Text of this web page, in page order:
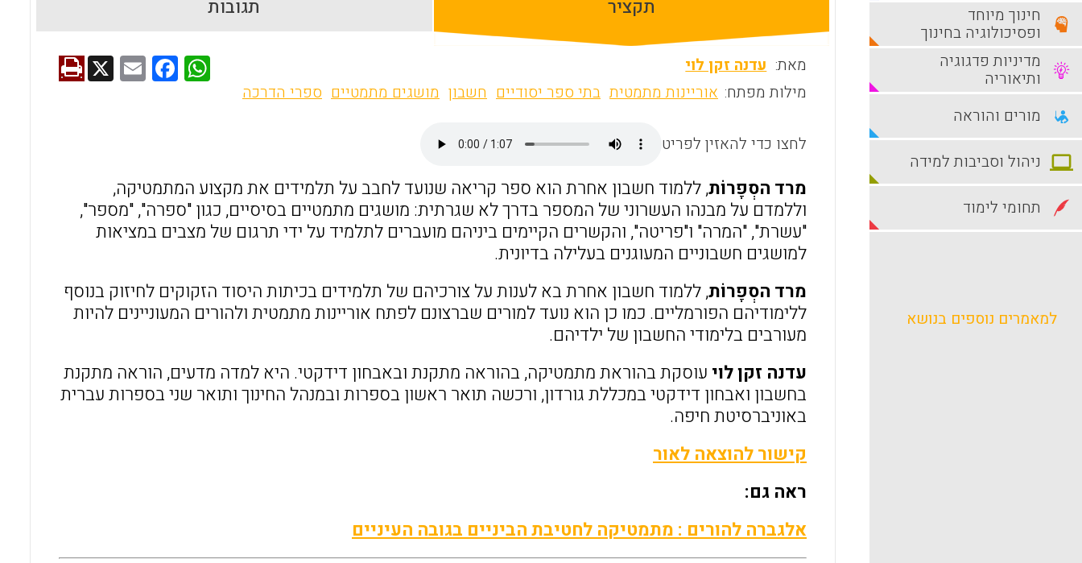
תקציר תגובות
מאת: עדנה זקן לוי W
h
p
p
F
a
o
k
E
m
X
מילות מפתח: אוריינות מתמטית בתי ספר יסודיים חשבון מושגים מתמטיים ספרי הדרכה
לחצו כדי להאזין לפריט
מרד הסְפָרוֹת, ללמוד חשבון אחרת הוא ספר קריאה שנועד לחבב על תלמידים את מקצוע המתמטיקה,
וללמדם על מבנהו העשרוני של המספר בדרך לא שגרתית: מושגים מתמטיים בסיסיים, כגון "ספרה", "מספר",
"עשרת", "המרה" ו"פריטה", והקשרים הקיימים ביניהם מועברים לתלמיד על ידי תרגום של מצבים במציאות
למושגים חשבוניים המעוגנים בעלילה בדיונית.
מרד הסְפָרוֹת, ללמוד חשבון אחרת בא לענות על צורכיהם של תלמידים בכיתות היסוד הזקוקים לחיזוק בנוסף
ללימודיהם הפורמליים. כמו כן הוא נועד למורים שברצונם לפתח אוריינות מתמטית ולהורים המעוניינים להיות
מעורבים בלימודי החשבון של ילדיהם.
עדנה זקן לוי עוסקת בהוראת מתמטיקה, בהוראה מתקנת ובאבחון דידקטי. היא למדה מדעים, הוראה מתקנת
בחשבון ואבחון דידקטי במכללת גורדון, ורכשה תואר ראשון בספרות ובמנהל החינוך ותואר שני בספרות עברית
באוניברסיטת חיפה.
קישור להוצאה לאור
ראה גם:
אלגברה להורים : מתמטיקה לחטיבת הביניים בגובה העיניים
חינוך מיוחד
ופסיכולוגיה בחינוך
מדיניות פדגוגיה
ותיאוריה
מורים והוראה
ניהול וסביבות למידה
תחומי לימוד
למאמרים נוספים בנושא